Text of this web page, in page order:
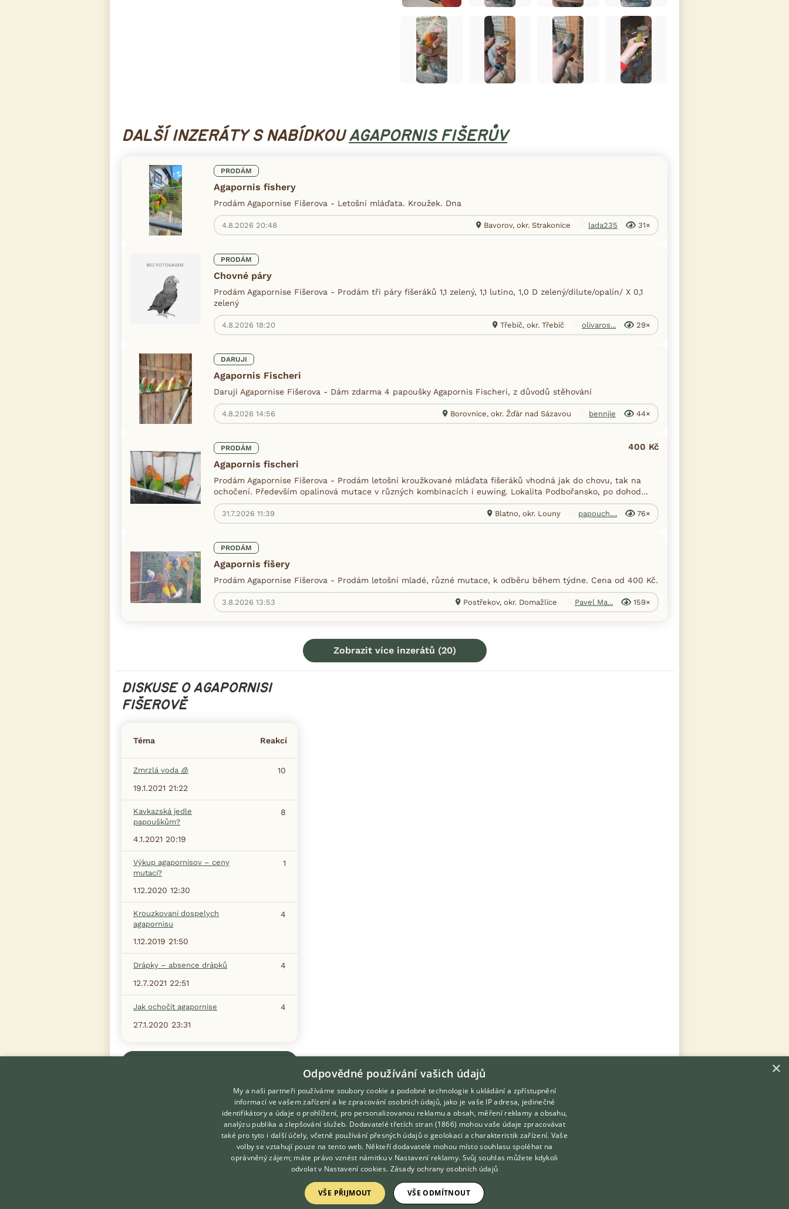
DALŠÍ INZERÁTY S NABÍDKOUAGAPORNIS FIŠERŮV
PRODÁM
Agapornis fishery
Prodám Agapornise Fišerova - Letošní mláďata. Kroužek. Dna
4.8.2026 20:48 Bavorov, okr. Strakonice lada235 31×
PRODÁM
Chovné páry
Prodám Agapornise Fišerova - Prodám tři páry fišeráků 1,1 zelený, 1,1 lutino, 1,0 D zelený/dilute/opalín/ X 0,1
zelený
4.8.2026 18:20 Třebíč, okr. Třebíč olivaros... 29×
DARUJI
Agapornis Fischeri
Daruji Agapornise Fišerova - Dám zdarma 4 papoušky Agapornis Fischeri, z důvodů stěhování
4.8.2026 14:56 Borovnice, okr. Žďár nad Sázavou bennjie 44×
PRODÁM
Agapornis fischeri
400 Kč
Prodám Agapornise Fišerova - Prodám letošní kroužkované mláďata fišeráků vhodná jak do chovu, tak na
ochočení. Především opalinová mutace v různých kombinacích i euwing. Lokalita Podbořansko, po dohod...
31.7.2026 11:39 Blatno, okr. Louny papouch.... 76×
PRODÁM
Agapornis fišery
Prodám Agapornise Fišerova - Prodám letošní mladé, různé mutace, k odběru během týdne. Cena od 400 Kč.
3.8.2026 13:53 Postřekov, okr. Domažlice Pavel Ma... 159×
Zobrazit více inzerátů (20)
DISKUSE O AGAPORNISI
FIŠEROVĚ
Téma Reakcí
Zmrzlá voda 🧊
10
19.1.2021 21:22
Kavkazská jedle
papouškům?
8
4.1.2021 20:19
Výkup agapornisov – ceny
mutací?
1
1.12.2020 12:30
Krouzkovani dospelych
agapornisu
4
1.12.2019 21:50
Drápky – absence drápků
4
12.7.2021 22:51
Jak ochočit agapornise
4
27.1.2020 23:31
KONTAKT DO REDAKCE
DOMOVSKÁ STRÁNKA
INZERCE
DISKUSE
O nás
Kontakt
Možnosti zvýraznění inzerátů
Zpracování osobních údajů
×
Odpovědné používání vašich údajů
My a naši partneři používáme soubory cookie a podobné technologie k ukládání a zpřístupnění
informací ve vašem zařízení a ke zpracování osobních údajů, jako je vaše IP adresa, jedinečné
identifikátory a údaje o prohlížení, pro personalizovanou reklamu a obsah, měření reklamy a obsahu,
analýzu publika a zlepšování služeb. Dodavatelé třetích stran (1866) mohou vaše údaje zpracovávat
také pro tyto i další účely, včetně používání přesných údajů o geolokaci a charakteristik zařízení. Vaše
volby se vztahují pouze na tento web. Někteří dodavatelé mohou místo souhlasu spoléhat na
oprávněný zájem; máte právo vznést námitku v Nastavení reklamy. Svůj souhlas můžete kdykoli
odvolat v Nastavení cookies. Zásady ochrany osobních údajů
VŠE PŘIJMOUT VŠE ODMÍTNOUT